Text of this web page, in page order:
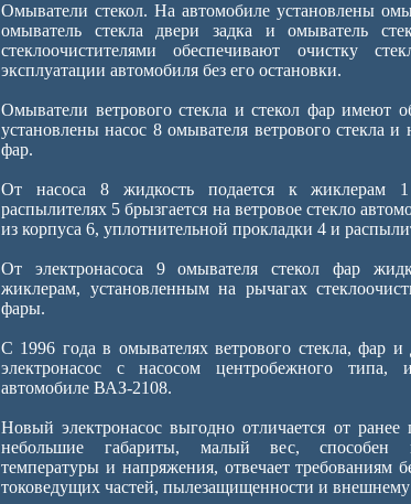
Омыватели стекол. На автомобиле установлены
омыватель стекла двери задка и омыватель
стеклоочистителями обеспечивают очистку
эксплуатации автомобиля без его остановки.
Омыватели ветрового стекла и стекол фар имеют
установлены насос 8 омывателя ветрового стекла и
фар.
От насоса 8 жидкость подается к жиклерам
распылителях 5 брызгается на ветровое стекло
из корпуса 6, уплотнительной прокладки 4 и
От электронасоса 9 омывателя стекол фар
жиклерам, установленным на рычагах
фары.
С 1996 года в омывателях ветрового стекла, фар и
электронасос с насосом центробежного типа,
автомобиле ВАЗ-2108.
Новый электронасос выгодно отличается от
небольшие габариты, малый вес, способен
температуры и напряжения, отвечает требованиям
токоведущих частей, пылезащищенности и